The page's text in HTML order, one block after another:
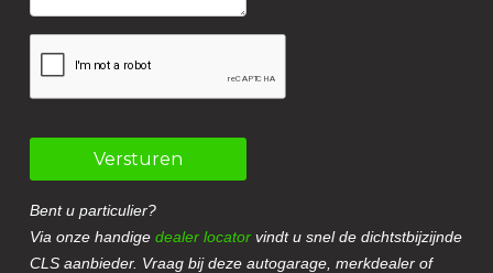
Versturen
Bent u particulier?
Via onze handigedealer locator vindt u snel de dichtstbijzijnde
CLS aanbieder. Vraag bij deze autogarage, merkdealer of